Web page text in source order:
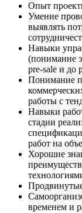
Опыт
Умение
выявлять
Навыки
(понимание
pre-sale и до
Понимание
работы с
Навыки
стадии
работ на
Хорошие
временем и